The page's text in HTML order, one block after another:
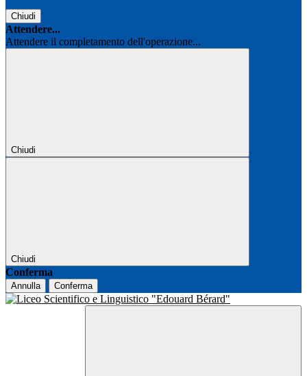
Chiudi
Attendere...
Attendere il completamento dell'operazione...
Chiudi
Chiudi
Conferma
Annulla Conferma